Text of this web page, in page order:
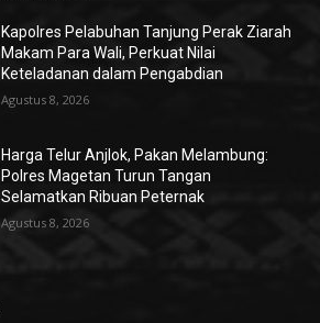
Kapolres Pelabuhan Tanjung Perak Ziarah
Makam Para Wali, Perkuat Nilai
Keteladanan dalam Pengabdian
Agustus 8, 2026
Harga Telur Anjlok, Pakan Melambung:
Polres Magetan Turun Tangan
Selamatkan Ribuan Peternak
Agustus 8, 2026